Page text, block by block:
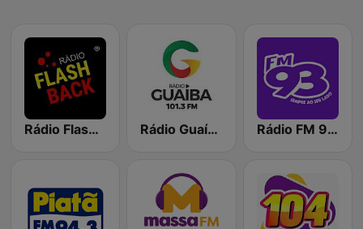
Rádio Flash Back Rádio Guaíba Rádio FM 93.9